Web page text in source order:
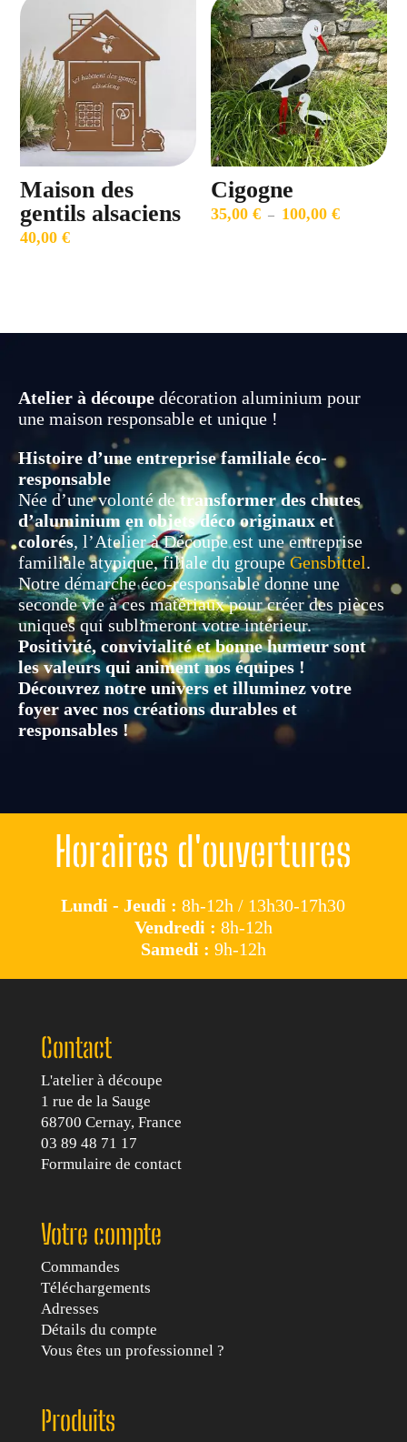
Maison des
gentils alsaciens
40,00€
Cigogne
35,00€ – 100,00€Plage
100,00 €
Atelier à découpe décoration aluminium pour
une maison responsable et unique !
Histoire d’une entreprise familiale éco-
responsable
Née d’une volonté detransformer des chutes
d’aluminium en objets déco originaux et
colorés, l’Atelier à Découpe est une entreprise
familiale atypique, filiale du groupeGensbittel.
Notre démarche éco-responsable donne une
seconde vie à ces matériaux pour créer des pièces
uniques qui sublimeront votre intérieur.
Positivité, convivialité et bonne humeur sont
les valeurs qui animent nos équipes !
Découvrez notre univers et illuminez votre
foyer avec nos créations durables et
responsables !
Horaires d'ouvertures
Lundi - Jeudi : 8h-12h / 13h30-17h30
Vendredi : 8h-12h
Samedi : 9h-12h
Contact
L'atelier à découpe
1 rue de la Sauge
68700 Cernay, France
03 89 48 71 17
Formulaire de contact
Votre compte
Commandes
Téléchargements
Adresses
Détails du compte
Vous êtes un professionnel ?
Produits